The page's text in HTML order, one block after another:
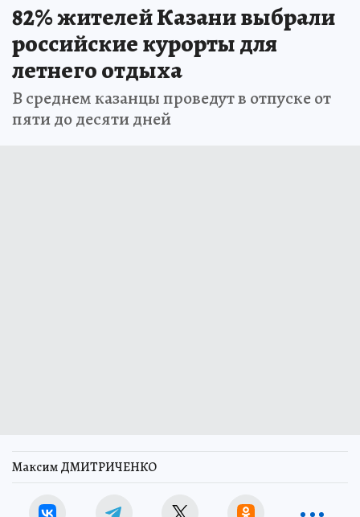
82% жителей Казани выбрали
российские курорты для
летнего отдыха
В среднем казанцы проведут в отпуске от
пяти до десяти дней
Максим ДМИТРИЧЕНКО